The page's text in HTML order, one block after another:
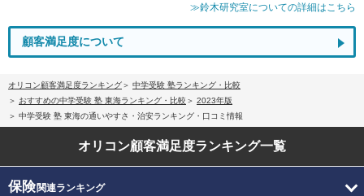
≫鈴木研究室についての詳細はこちら
顧客満足度について
オリコン顧客満足度ランキング
中学受験 塾ランキング・比較
おすすめの中学受験 塾 東海ランキング・比較
2023年版
中学受験 塾 東海の通いやすさ・治安ランキング・口コミ情報
オリコン顧客満足度ランキング一覧
保険関連ランキング